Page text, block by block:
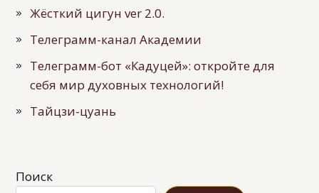
Жёсткий цигун ver 2.0.
Телеграмм-канал Академии
Телеграмм-бот «Кадуцей»: откройте для
себя мир духовных технологий!
Тайцзи-цуань
Поиск